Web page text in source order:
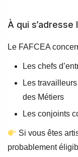
À qui s’adresse
Le FAFCEA
Les chefs
Les
des Métiers
Les conjoints
Si vous êtes
probablement